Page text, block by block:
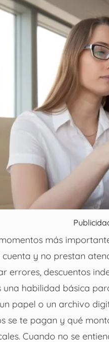
más
y no prestan
errores, descuentos
una habilidad básica
papel o un archivo
se te pagan y qué
Cuando no se